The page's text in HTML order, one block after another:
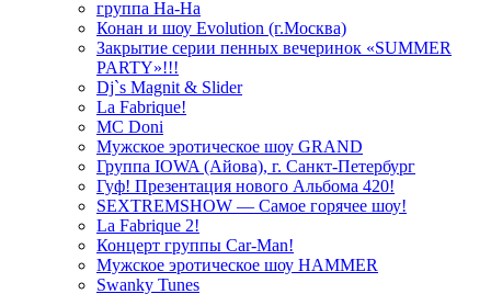
группа На-На
Конан и шоу Evolution (г.Москва)
Закрытие серии пенных вечеринок «SUMMER
PARTY»!!!
Dj`s Magnit & Slider
La Fabrique!
MC Doni
Мужское эротическое шоу GRAND
Группа IOWA (Айова), г. Санкт-Петербург
Гуф! Презентация нового Альбома 420!
SEXTREMSHOW — Самое горячее шоу!
La Fabrique 2!
Концерт группы Car-Man!
Мужское эротическое шоу HAMMER
Swanky Tunes